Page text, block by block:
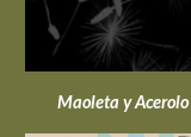
Maoleta y